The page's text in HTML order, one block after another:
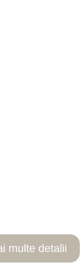
multe detalii